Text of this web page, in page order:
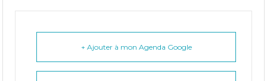
+ Ajouter à mon Agenda Google